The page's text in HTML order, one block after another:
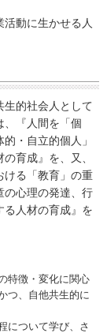
活動に生かせる人
生的社会人として
、『人間を「個
・自立的個人」
育成』を、又、
ける「教育」の重
の心理の発達、行
る人材の育成』を
特徴・変化に関心
つ、自他共生的に
について学び、さ